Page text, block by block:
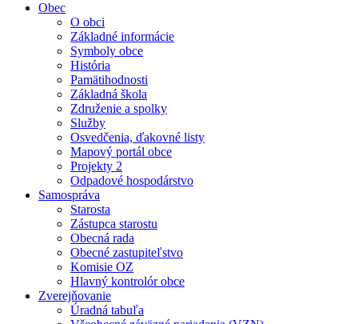
Obec
O obci
Základné informácie
Symboly obce
História
Pamätihodnosti
Základná škola
Združenie a spolky
Služby
Osvedčenia, ďakovné listy
Mapový portál obce
Projekty 2
Odpadové hospodárstvo
Samospráva
Starosta
Zástupca starostu
Obecná rada
Obecné zastupiteľstvo
Komisie OZ
Hlavný kontrolór obce
Zverejňovanie
Úradná tabuľa